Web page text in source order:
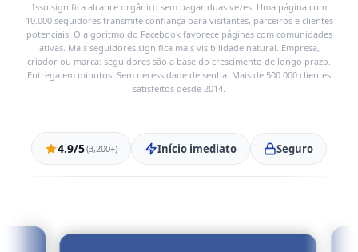
Isso significa alcance orgânico sem pagar duas vezes. Uma página com
10.000 seguidores transmite confiança para visitantes, parceiros e clientes
potenciais. O algoritmo do Facebook favorece páginas com comunidades
ativas. Mais seguidores significa mais visibilidade natural. Empresa,
criador ou marca: seguidores são a base do crescimento de longo prazo.
Entrega em minutos. Sem necessidade de senha. Mais de 500.000 clientes
satisfeitos desde 2014.
4.9/5(3,200+) Início imediato Seguro